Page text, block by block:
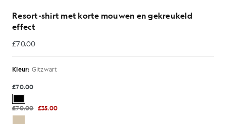
Resort-shirt met korte mouwen en gekreukeld
effect
£70.00
£70.00
Kleur: Gitzwart
£70.00
£70.00 £35.00